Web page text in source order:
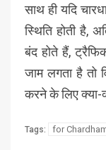
साथ ही यदि
स्थिति होती है,
बंद होते हैं,
जाम लगता है तो
करने के लिए क्या-
Tags: for